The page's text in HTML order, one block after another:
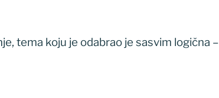
tema koju je odabrao je sasvim logična –